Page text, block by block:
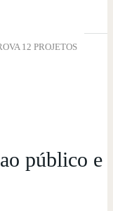
12 PROJETOS
público e